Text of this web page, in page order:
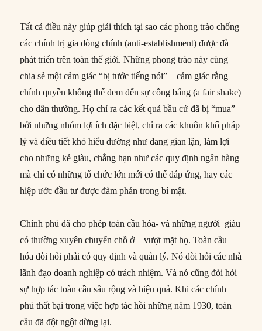
Tất cả điều này giúp giải thích tại sao các phong trào chống
các chính trị gia dòng chính (anti-establishment) được đà
phát triển trên toàn thế giới. Những phong trào này cùng
chia sẻ một cảm giác “bị tước tiếng nói” – cảm giác rằng
chính quyền không thể đem đến sự công bằng (a fair shake)
cho dân thường. Họ chỉ ra các kết quả bầu cử đã bị “mua”
bởi những nhóm lợi ích đặc biệt, chỉ ra các khuôn khổ pháp
lý và điều tiết khó hiểu dường như đang gian lận, làm lợi
cho những kẻ giàu, chẳng hạn như các quy định ngân hàng
mà chỉ có những tổ chức lớn mới có thể đáp ứng, hay các
hiệp ước đầu tư được đàm phán trong bí mật.
Chính phủ đã cho phép toàn cầu hóa- và những người giàu
có thường xuyên chuyển chỗ ở – vượt mặt họ. Toàn cầu
hóa đòi hỏi phải có quy định và quản lý. Nó đòi hỏi các nhà
lãnh đạo doanh nghiệp có trách nhiệm. Và nó cũng đòi hỏi
sự hợp tác toàn cầu sâu rộng và hiệu quả. Khi các chính
phủ thất bại trong việc hợp tác hồi những năm 1930, toàn
cầu đã đột ngột dừng lại.